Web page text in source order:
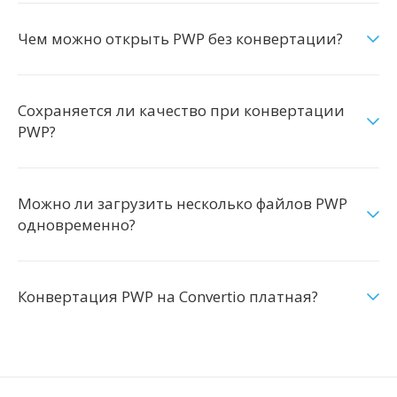
Чем можно открыть PWP без конвертации?
Сохраняется ли качество при конвертации
PWP?
Можно ли загрузить несколько файлов PWP
одновременно?
Конвертация PWP на Convertio платная?